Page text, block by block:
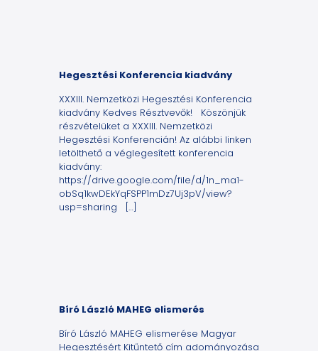
Hegesztési Konferencia kiadvány
XXXIII. Nemzetközi Hegesztési Konferencia
kiadvány Kedves Résztvevők! Köszönjük
részvételüket a XXXIII. Nemzetközi
Hegesztési Konferencián! Az alábbi linken
letölthető a véglegesített konferencia
kiadvány:
https://drive.google.com/file/d/1n_ma1-
obSq1kwDEkYqFSPP1mDz7Uj3pV/view?
usp=sharing
[…]
Bíró László MAHEG elismerés
Bíró László MAHEG elismerése Magyar
Hegesztésért Kitűntető cím adományozása